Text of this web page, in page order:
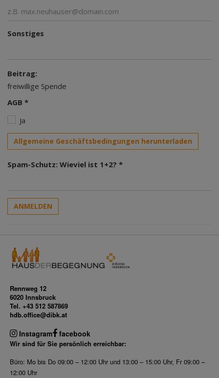
Sonstiges
Beitrag:
freiwillige Spende
AGB *
Ja
Allgemeine Geschäftsbedingungen herunterladen
Spam-Schutz: Wieviel ist 1+2? *
ANMELDEN
Rennweg 12
6020 Innsbruck
Tel. +43 512 587869
hdb.office@dibk.at
Instagram facebook
Wir sind für Sie persönlich erreichbar:
Büro: Mo bis Do 09:00 – 12:00 Uhr und 13:00 – 15:00 Uhr, Fr 09:00 –
12:00 Uhr